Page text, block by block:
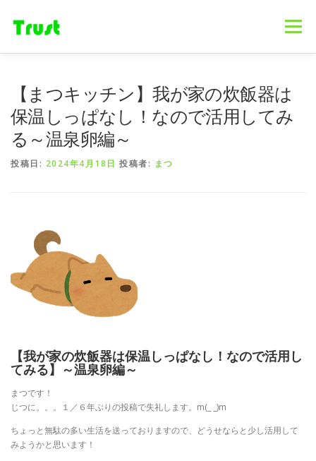
メニュー
採用情報 ブログ
【まつキッチン】我が家の炊飯器は
保温しっぱなし！なので活用してみ
る～温泉卵編～
投稿日: 2024年4月18日 投稿者: まつ
【我が家の炊飯器は保温しっぱなし！なので活用し
てみる】～温泉卵編～
まつです！
じつに。。。１／６年ぶりの投稿で失礼します。m(_ _)m
ちょっと無駄の多い生活を送っておりますので、どうせならと少し活用して
みようかと思います！